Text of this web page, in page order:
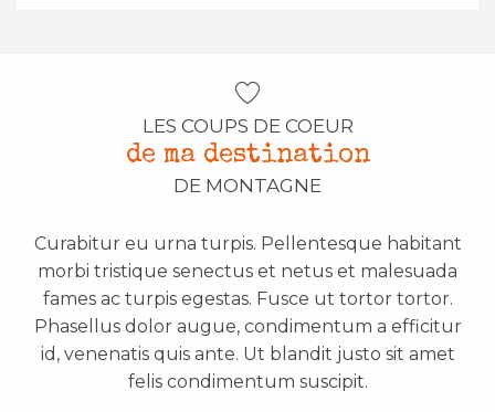
LES COUPS DE COEUR
de ma destination
DE MONTAGNE
Curabitur eu urna turpis. Pellentesque habitant
morbi tristique senectus et netus et malesuada
fames ac turpis egestas. Fusce ut tortor tortor.
Phasellus dolor augue, condimentum a efficitur
id, venenatis quis ante. Ut blandit justo sit amet
felis condimentum suscipit.